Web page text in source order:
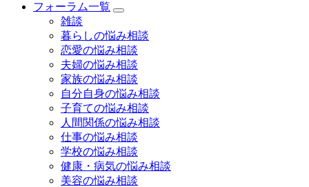
フォーラム一覧
雑談
暮らしの悩み相談
恋愛の悩み相談
夫婦の悩み相談
家族の悩み相談
自分自身の悩み相談
子育ての悩み相談
人間関係の悩み相談
仕事の悩み相談
学校の悩み相談
健康・病気の悩み相談
美容の悩み相談